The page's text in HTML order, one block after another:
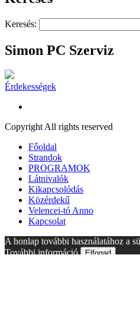
Keresés:
Simon PC Szerviz
Érdekességek
Copyright All rights reserved
Főoldal
Strandok
PROGRAMOK
Látnivalók
Kikapcsolódás
Közérdekű
Velencei-tó Anno
Kapcsolat
A honlap további használatához a
További információ
Elfogad